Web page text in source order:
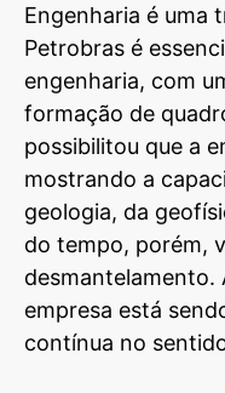
Engenharia é uma
Petrobras é
engenharia, com
formação de
possibilitou que a
mostrando a
geologia, da
do tempo, porém,
desmantelamento.
empresa está
contínua no